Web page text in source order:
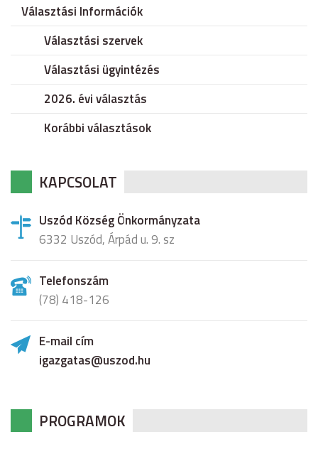
Választási Információk
Választási szervek
Választási ügyintézés
2026. évi választás
Korábbi választások
KAPCSOLAT
Uszód Község Önkormányzata
6332 Uszód, Árpád u. 9. sz
Telefonszám
(78) 418-126
E-mail cím
igazgatas@uszod.hu
PROGRAMOK